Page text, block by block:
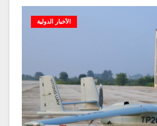
الأخبار الدولية